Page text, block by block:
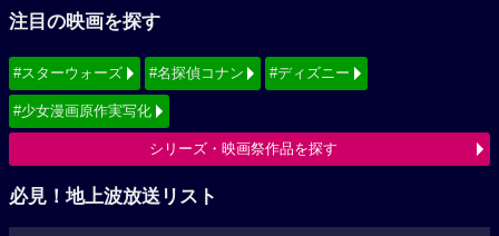
注目の映画を探す
#スターウォーズ #名探偵コナン #ディズニー
#少女漫画原作実写化
シリーズ・映画祭作品を探す
必見！地上波放送リスト